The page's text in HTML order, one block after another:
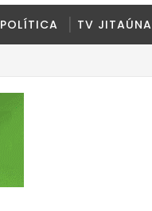
POLÍTICA TV JITAÚNA